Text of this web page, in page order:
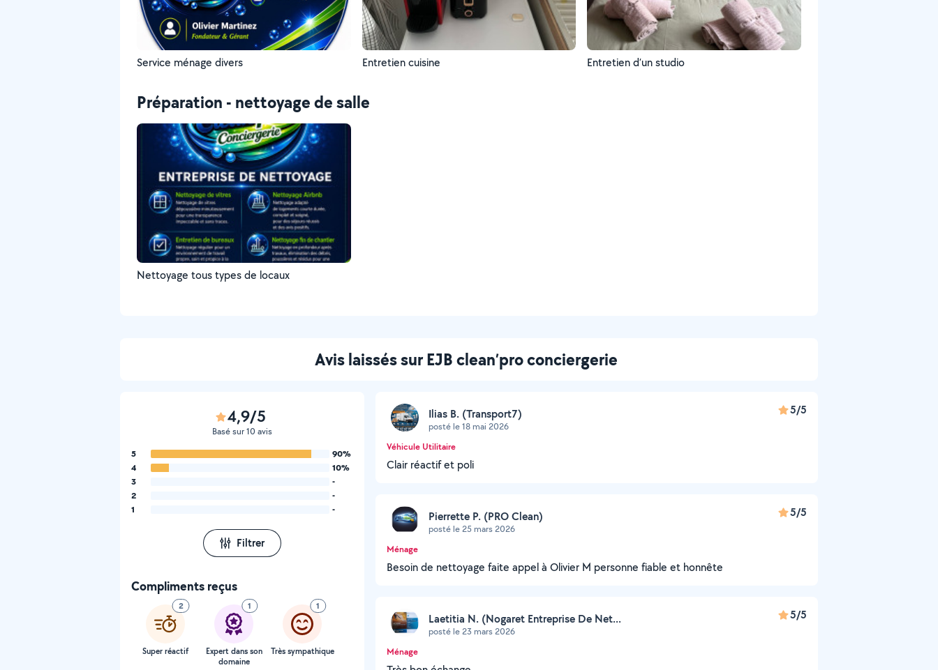
Service ménage divers Entretien cuisine Entretien d’un studio
Préparation - nettoyage de salle
Nettoyage tous types de locaux
Avis laissés sur EJB clean’pro conciergerie
4,9/5
Basé sur 10 avis
5
90%
4
10%
3
-
2
-
1
-
Filtrer
Compliments reçus
2
Super réactif
1
Expert dans son
domaine
1
Très sympathique
Ilias B. (Transport7)
posté le 18 mai 2026
5/5
Véhicule Utilitaire
Clair réactif et poli
Pierrette P. (PRO Clean)
posté le 25 mars 2026
5/5
Ménage
Besoin de nettoyage faite appel à Olivier M personne fiable et honnête
Laetitia N. (Nogaret Entreprise De Net...
posté le 23 mars 2026
5/5
Ménage